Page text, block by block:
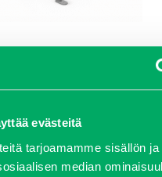
evästeitä
tarjoamamme sisällön
median